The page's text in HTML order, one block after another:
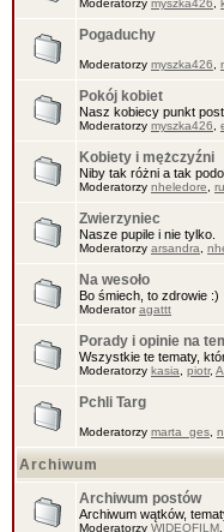
Moderatorzy myszka426
Pogaduchy
Moderatorzy myszka426
Pokój kobiet
Nasz kobiecy punkt
Moderatorzy myszka426
Kobiety i mężczyźni
Niby tak różni a tak
Moderatorzy nheledore
Zwierzyniec
Nasze pupile i nie tylko.
Moderatorzy arsandra
Na wesoło
Bo śmiech, to zdrowie :)
Moderatoragattt
Porady i opinie na
Wszystkie te tematy,
Moderatorzy kasia piotr,
Pchli Targ
Moderatorzy marta_ges
Archiwum
Archiwum postów
Archiwum wątków,
Moderatorzy WIDEOFILM